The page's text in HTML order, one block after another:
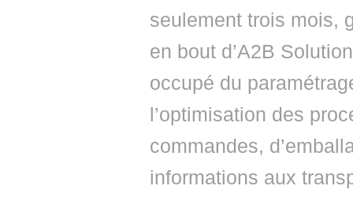
seulement trois mois,
en bout d’A2B
occupé du
l’optimisation des
commandes,
informations aux